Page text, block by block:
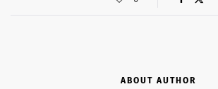
ABOUT AUTHOR